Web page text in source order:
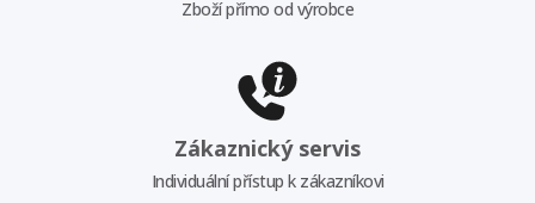
Zboží přímo od výrobce
Zákaznický servis
Individuální přístup k zákazníkovi